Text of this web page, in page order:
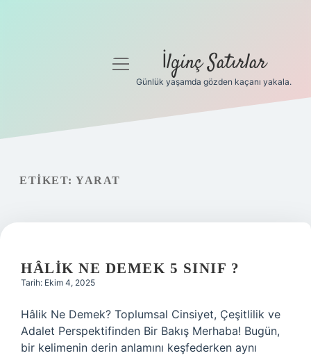
Gizlilik Politikası
menüyü
İlginç Satırlar
Günlük yaşamda gözden kaçanı yakala.
ETIKET: YARAT
HÂLIK NE DEMEK 5 SINIF ?
Tarih: Ekim 4, 2025
Hâlik Ne Demek? Toplumsal Cinsiyet, Çeşitlilik ve
Adalet Perspektifinden Bir Bakış Merhaba! Bugün,
bir kelimenin derin anlamını keşfederken aynı